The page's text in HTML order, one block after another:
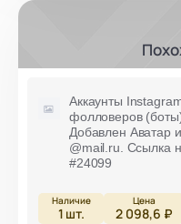
Аккаунты
фолловеров
Добавлен Аватар
@mail.ru. Ссылка
#24099
1 шт. 2 098,6 ₽